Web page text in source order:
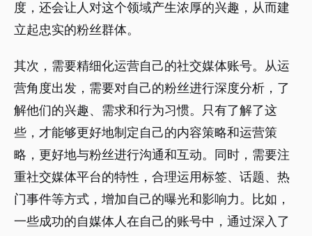
度，还会让人对这个领域产生浓厚的兴趣，从而建
立起忠实的粉丝群体。
其次，需要精细化运营自己的社交媒体账号。从运
营角度出发，需要对自己的粉丝进行深度分析，了
解他们的兴趣、需求和行为习惯。只有了解了这
些，才能够更好地制定自己的内容策略和运营策
略，更好地与粉丝进行沟通和互动。同时，需要注
重社交媒体平台的特性，合理运用标签、话题、热
门事件等方式，增加自己的曝光和影响力。比如，
一些成功的自媒体人在自己的账号中，通过深入了